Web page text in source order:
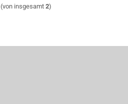
(von insgesamt 2)